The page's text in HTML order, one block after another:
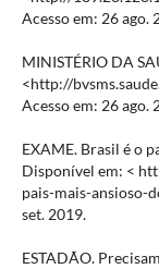
Acesso em: 26 ago.
MINISTÉRIO DA
<http://
Acesso em: 26 ago.
EXAME. Brasil é o
Disponível em: <
pais-mais-ansioso-
set. 2019.
ESTADÃO.